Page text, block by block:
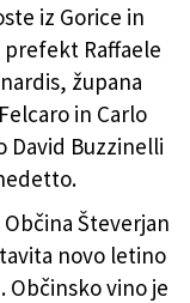
iz Gorice in
Raffaele
župana
in Carlo
David Buzzinelli
Števerjan
novo letino
Občinsko vino je